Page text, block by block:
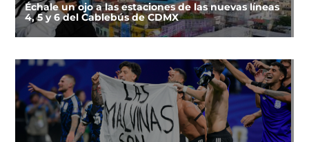
Échale un ojo a las estaciones de las nuevas líneas
4, 5 y 6 del Cablebús de CDMX